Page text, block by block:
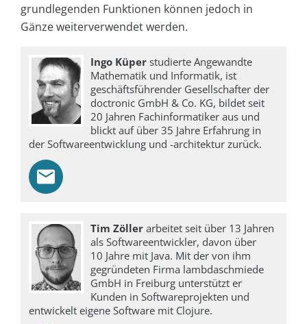
grundlegenden Funktionen können jedoch in
Gänze weiterverwendet werden.
Ingo Küperstudierte Angewandte
Mathematik und Informatik, ist
geschäftsführender Gesellschafter der
doctronic GmbH & Co. KG, bildet seit
20 Jahren Fachinformatiker aus und
blickt auf über 35 Jahre Erfahrung in
der Softwareentwicklung und -architektur zurück.
Tim Zöllerarbeitet seit über 13 Jahren
als Softwareentwickler, davon über
10 Jahre mit Java. Mit der von ihm
gegründeten Firma lambdaschmiede
GmbH in Freiburg unterstützt er
Kunden in Softwareprojekten und
entwickelt eigene Software mit Clojure.